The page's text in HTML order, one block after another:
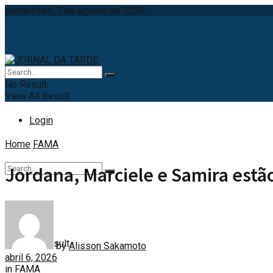
sexta-feira, 7 de agosto de 2026
Login
View All Result
No Result
View All Result
Home FAMA
Jordana, Marciele e Samira
by Alisson Sakamoto
abril 6, 2026
in FAMA